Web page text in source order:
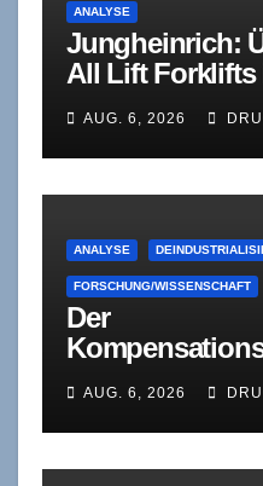
ANALYSE
Jungheinrich:
All Lift Forklifts
AUG. 6, 2026
ANALYSE
FORSCHUNG/WISSENSCHAFT
Der
deutschen
AUG. 6, 2026